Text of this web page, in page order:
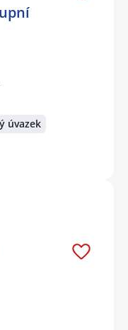
úvazek